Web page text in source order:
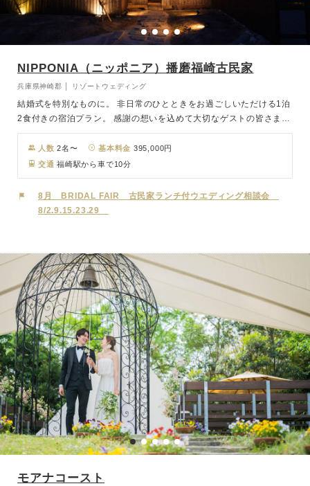
NIPPONIA（ニッポニア）播磨福崎古民家
兵庫県神崎郡 │ リゾートウェディング
結婚式を特別なものに。 非日常のひとときをお過ごしいただける1泊
2食付きの宿泊プラン。 感謝の想いを込めて大切なゲストの皆さまに
贈る、 大満足の全室完全貸切プランです。 県指定重要文化財の厳か
な雰囲気と歴史が感じられる舞台で挙げるウエディング。 古き良き
日本の伝統を受け継ぎ、おふたりとご家族の幸せを未来へ誓う特別な
一日を。
人数 2名〜 基本料金 395,000円
交通 福崎駅から車で10分
8月 BRIDAL FAIR 古民家ランチ付ウエディング相談会
8/2.9.15.23.29
モアナコースト